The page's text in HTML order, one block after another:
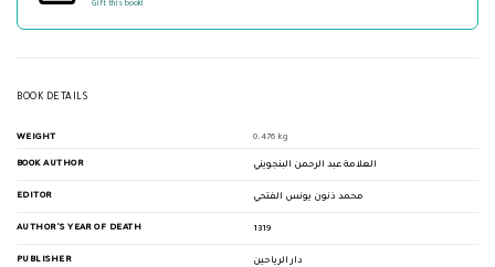
Gift this book!
BOOK DETAILS
WEIGHT 0.476 kg
BOOK AUTHOR العلامة عبد الرحمن البنجويني
EDITOR محمد ذنون يونس الفتحي
AUTHOR'S YEAR OF DEATH 1319
PUBLISHER دار الرياحين